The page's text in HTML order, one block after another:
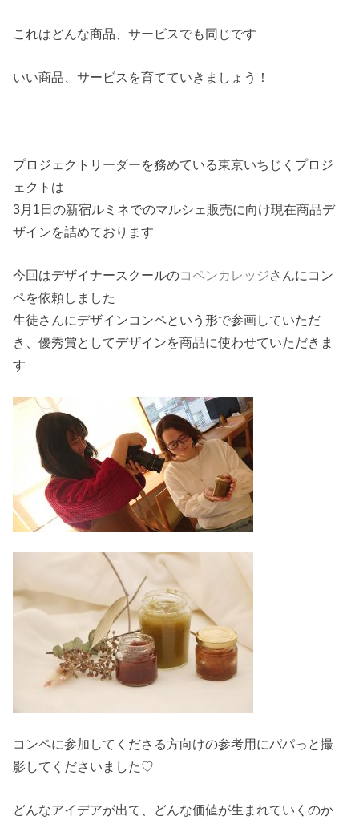
これはどんな商品、サービスでも同じです
いい商品、サービスを育てていきましょう！
プロジェクトリーダーを務めている東京いちじくプロジ
ェクトは
3月1日の新宿ルミネでのマルシェ販売に向け現在商品デ
ザインを詰めております
今回はデザイナースクールのコペンカレッジさんにコン
ペを依頼しました
生徒さんにデザインコンペという形で参画していただ
き、優秀賞としてデザインを商品に使わせていただきま
す
コンペに参加してくださる方向けの参考用にパパっと撮
影してくださいました♡
どんなアイデアが出て、どんな価値が生まれていくのか